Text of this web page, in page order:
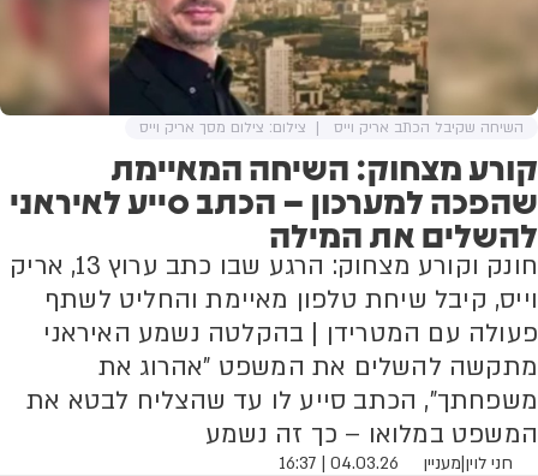
קורע מצחוק: השיחה המאיימת
שהפכה למערכון – הכתב סייע לאיראני
להשלים את המילה
חונק וקורע מצחוק: הרגע שבו כתב ערוץ 13, אריק
וייס, קיבל שיחת טלפון מאיימת והחליט לשתף
פעולה עם המטרידן | בהקלטה נשמע האיראני
מתקשה להשלים את המשפט "אהרוג את
משפחתך", הכתב סייע לו עד שהצליח לבטא את
המשפט במלואו – כך זה נשמע
חני לוין|מעניין 04.03.26 | 16:37
השיחה שקיבל הכתב אריק וייס צילום: צילום מסך אריק וייס